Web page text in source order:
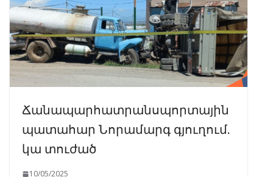
Ճանապարհատրանսպորտային
պատահար Նորամարգ գյուղում.
կա տուժած
10/05/2025